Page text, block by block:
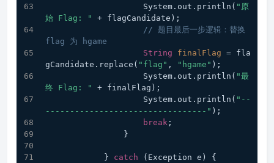
                    System.out.println(
"原
始 Flag: "
+ flagCandidate);
// 题目最后一步逻辑：替换
flag 为 hgame
String
finalFlag = fla
gCandidate.replace( "flag" , "hgame" );
                    System.out.println(
"最
终 Flag: "
+ finalFlag);
                    System.out.println(
"--
---------------------------------" );
break ;
                }
            }
catch (Exception e) {